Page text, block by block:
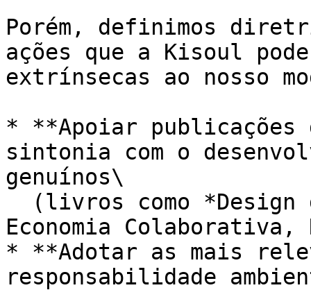
Porém, definimos
ações que a Kisoul
extrínsecas ao nosso
* **Apoiar publicações
sintonia com o
genuínos\
Economia
* **Adotar as mais
responsabilidade